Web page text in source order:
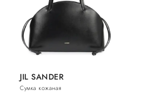
JIL SANDER
Сумка кожаная